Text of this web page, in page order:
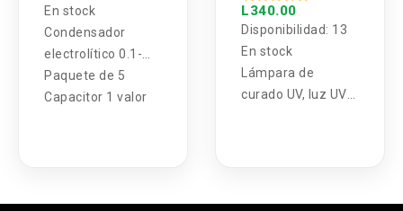
En stock
Condensador
electrolítico 0.1-
1000uF
Paquete de 5
Capacitor 1 valor
L340.00
Disponibilidad: 13
En stock
Lámpara de
curado UV, luz UV
púrpura USB